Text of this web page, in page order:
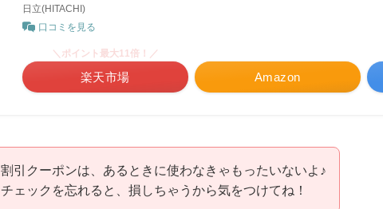
日立(HITACHI)
口コミを見る
Amazon
＼ポイント最大11倍！／
楽天市場
割引クーポンは、あるときに使わなきゃもったいないよ♪
チェックを忘れると、損しちゃうから気をつけてね！